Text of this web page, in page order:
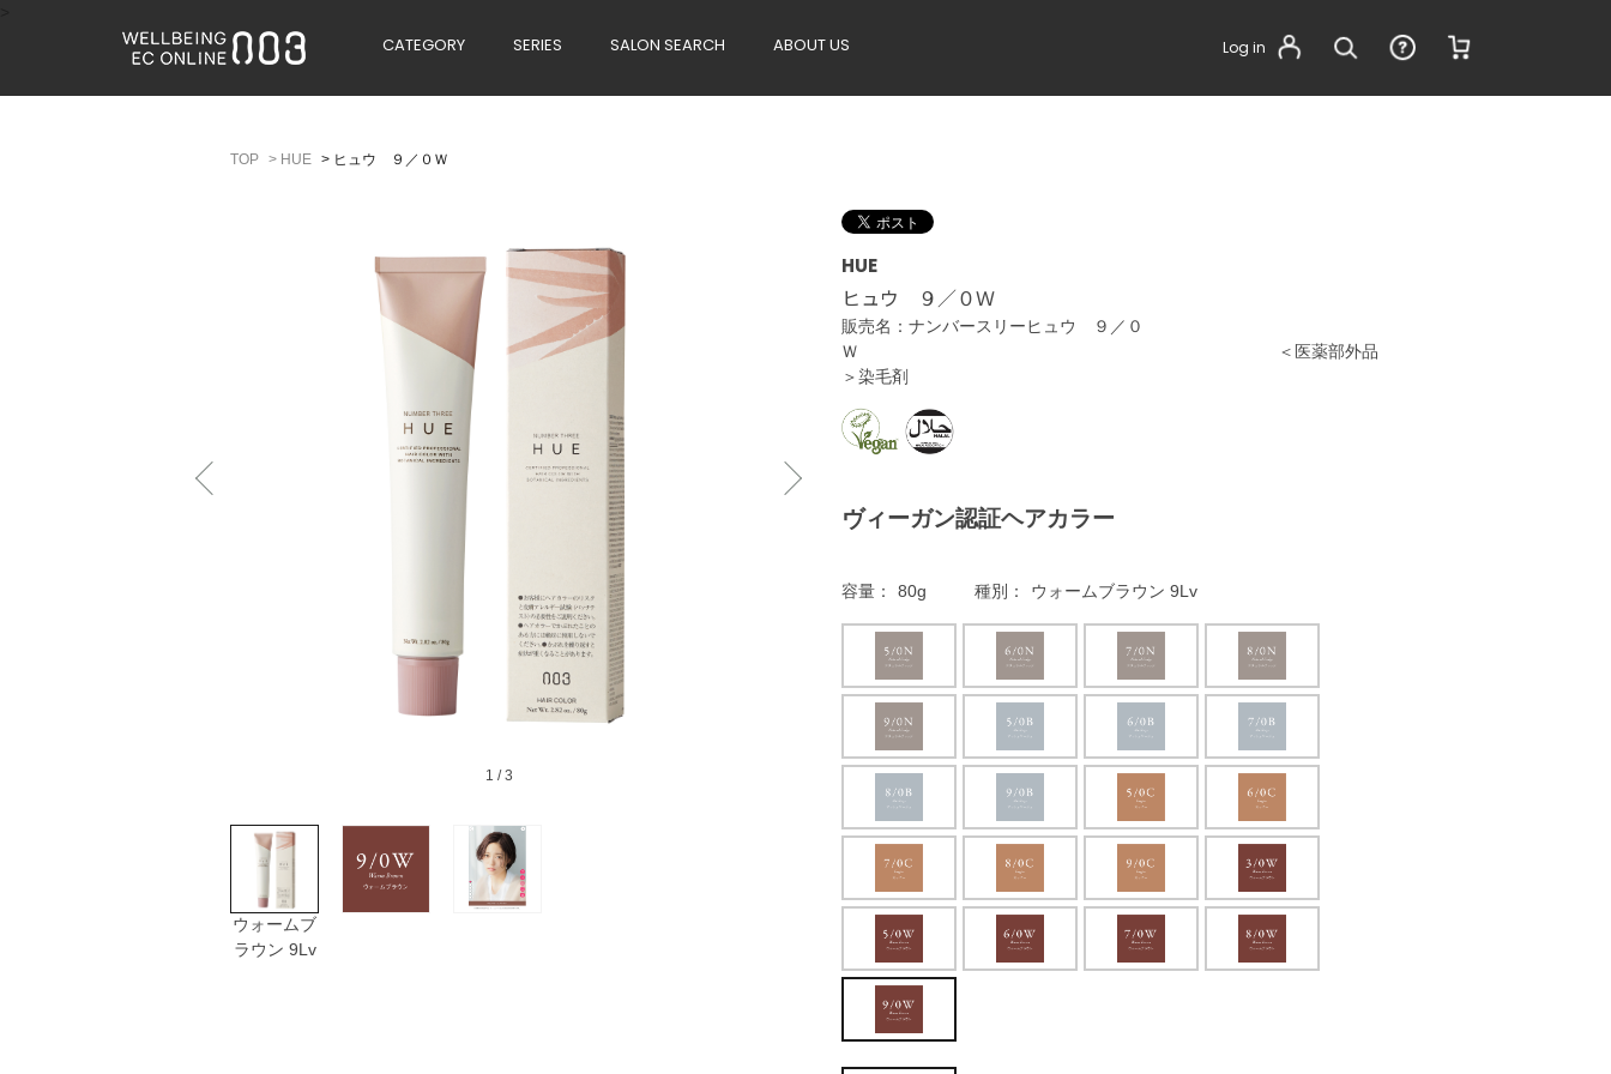
CATEGORY SERIES SALON SEARCH ABOUT US Log in
> HUE > ヒュウ ９／０Ｗ
1 / 3
ウォームブ
ラウン 9Lv
HUE
ヒュウ ９／０Ｗ
販売名：ナンバースリーヒュウ ９／０
Ｗ ＜医薬部外品
＞染毛剤
ヴィーガン認証ヘアカラー
容量 80g 種別 ウォームブラウン 9Lv